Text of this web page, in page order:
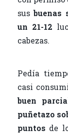
susbuenas
un 21-12
cabezas.
Pedía
casi
buen
puñetazo
puntos de